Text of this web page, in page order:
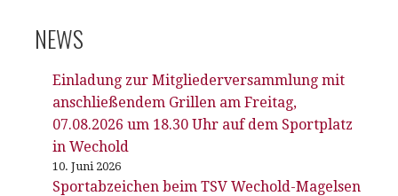
NEWS
Einladung zur Mitgliederversammlung mit
anschließendem Grillen am Freitag,
07.08.2026 um 18.30 Uhr auf dem Sportplatz
in Wechold
10. Juni 2026
Sportabzeichen beim TSV Wechold-Magelsen